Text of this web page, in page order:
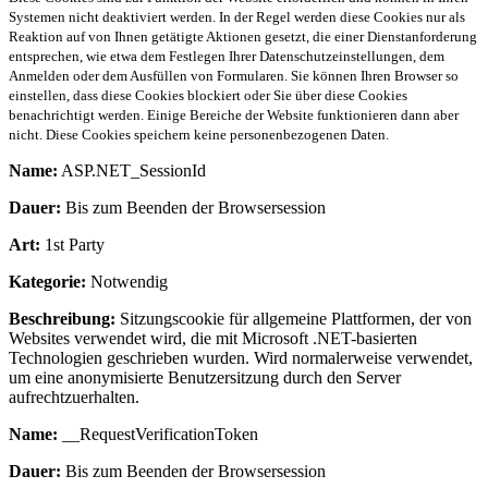
Systemen nicht deaktiviert werden. In der Regel werden diese Cookies nur als
Reaktion auf von Ihnen getätigte Aktionen gesetzt, die einer Dienstanforderung
entsprechen, wie etwa dem Festlegen Ihrer Datenschutzeinstellungen, dem
Anmelden oder dem Ausfüllen von Formularen. Sie können Ihren Browser so
einstellen, dass diese Cookies blockiert oder Sie über diese Cookies
benachrichtigt werden. Einige Bereiche der Website funktionieren dann aber
nicht. Diese Cookies speichern keine personenbezogenen Daten.
Name: ASP.NET_SessionId
Dauer: Bis zum Beenden der Browsersession
Art: 1st Party
Kategorie: Notwendig
Beschreibung: Sitzungscookie für allgemeine Plattformen, der von
Websites verwendet wird, die mit Microsoft .NET-basierten
Technologien geschrieben wurden. Wird normalerweise verwendet,
um eine anonymisierte Benutzersitzung durch den Server
aufrechtzuerhalten.
Name: __RequestVerificationToken
Dauer: Bis zum Beenden der Browsersession